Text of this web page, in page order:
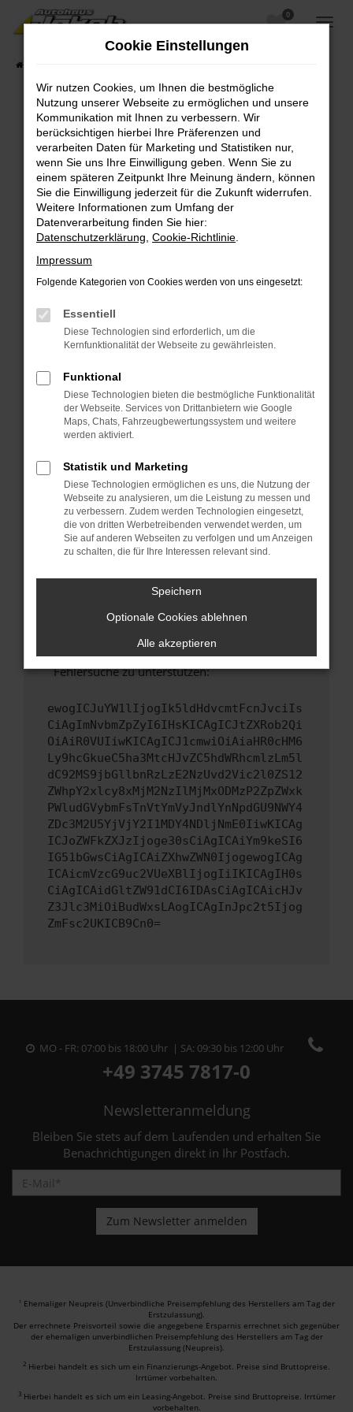
Zum
Hauptinhalt
0
Fehler: Network Error
Beim Laden ist ein Fehler aufgetreten.
Hier sind ein paar Tipps, die dir helfen können:
Überprüfe deine Firewall und deine
Internetverbindung.
Laden andere Webseiten, zum Beispiel deine
Suchmaschine?
Prüfe deine Browsererweiterungen.
Manche Erweiterungen, wie Werbeblocker,
können das Laden bestimmter Seiten
verhindern. Funktioniert die Seite in einem
Fenster?
Starte dein Gerät neu.
Das kann manchmal helfen, vorübergehende
Probleme zu beheben.
Betriebssystem auf dem neuesten Stand
sind.
Veraltete Software birgt nicht nur ein
Sicherheitsrisiko, sondern kann auch dazu
führen, dass bestimmte Funktionen nicht mehr
unterstützt werden.
Wende dich an den Webseitenbetreiber.
Wenn du alle oben genannten Schritte versucht
hast, kontaktiere uns bitte. Wir werden
versuchen, das Problem zu beheben. Du kannst
uns diesen Text schicken, um uns bei der
Fehlersuche zu unterstützen:
ewogICJuYW1lIjogIk5ldHdvcmtFcnJvciIs
CiAgImNvbmZpZyI6IHsKICAgICJtZXRob2Qi
OiAiR0VUIiwKICAgICJ1cmwiOiAiaHR0cHM6
Ly9hcGkueC5ha3MtcHJvZC5hdWRhcmlzLm5l
dC92MS9jbGllbnRzLzE2NzUvd2Vic2l0ZS12
ZWhpY2xlcy8xMjM2NzIlMjMxODMzP2ZpZWxk
PWludGVybmFsTnVtYmVyJndlYnNpdGU9NWY4
ZDc3M2U5YjVjY2I1MDY4NDljNmE0IiwKICAg
ICJoZWFkZXJzIjoge30sCiAgICAiYm9keSI6
IG51bGwsCiAgICAiZXhwZWN0IjogewogICAg
ICAicmVzcG9uc2VUeXBlIjogIiIKICAgIH0s
CiAgICAidGltZW91dCI6IDAsCiAgICAicHJv
Z3Jlc3MiOiBudWxsLAogICAgInJpc2t5Ijog
ZmFsc2UKICB9Cn0=
MO - FR: 07:00 bis 18:00 Uhr | SA: 09:30 bis 12:00 Uhr
+49 3745 7817-0
Newsletteranmeldung
Bleiben Sie stets auf dem Laufenden und erhalten Sie
Benachrichtigungen direkt in Ihr Postfach.
1 Ehemaliger Neupreis (Unverbindliche Preisempfehlung des Herstellers am Tag der
Erstzulassung).
Der errechnete Preisvorteil sowie die angegebene Ersparnis errechnet sich gegenüber
der ehemaligen unverbindlichen Preisempfehlung des Herstellers am Tag der
Erstzulassung (Neupreis).
2 Hierbei handelt es sich um ein Finanzierungs-Angebot. Preise sind Bruttopreise.
Irrtümer vorbehalten.
3 Hierbei handelt es sich um ein Leasing-Angebot. Preise sind Bruttopreise. Irrtümer
vorbehalten.
Cookie Einstellungen
Wir nutzen Cookies, um Ihnen die bestmögliche
Nutzung unserer Webseite zu ermöglichen und unsere
Kommunikation mit Ihnen zu verbessern. Wir
berücksichtigen hierbei Ihre Präferenzen und
verarbeiten Daten für Marketing und Statistiken nur,
wenn Sie uns Ihre Einwilligung geben. Wenn Sie zu
einem späteren Zeitpunkt Ihre Meinung ändern, können
Sie die Einwilligung jederzeit für die Zukunft widerrufen.
Weitere Informationen zum Umfang der
Datenverarbeitung finden Sie hier:
Datenschutzerklärung Cookie-Richtlinie
Impressum
Folgende Kategorien von Cookies werden von uns eingesetzt:
Essentiell
Diese Technologien sind erforderlich, um die
Kernfunktionalität der Webseite zu gewährleisten.
Funktional
Diese Technologien bieten die bestmögliche Funktionalität
der Webseite. Services von Drittanbietern wie Google
Maps, Chats, Fahrzeugbewertungssystem und weitere
werden aktiviert.
Statistik und Marketing
Diese Technologien ermöglichen es uns, die Nutzung der
Webseite zu analysieren, um die Leistung zu messen und
zu verbessern. Zudem werden Technologien eingesetzt,
die von dritten Werbetreibenden verwendet werden, um
Sie auf anderen Webseiten zu verfolgen und um Anzeigen
zu schalten, die für Ihre Interessen relevant sind.
Speichern
Optionale Cookies ablehnen
Alle akzeptieren